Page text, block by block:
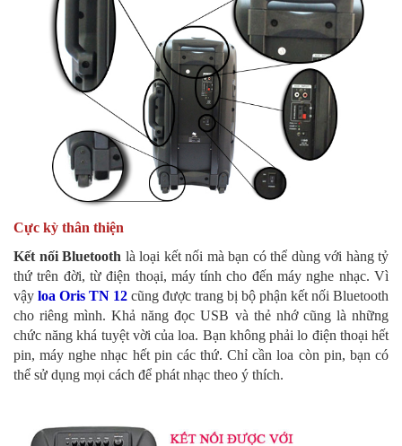
Cực kỳ thân thiện
Kết nối Bluetooth là loại kết nối mà bạn có thể dùng với hàng tỷ
thứ trên đời, từ điện thoại, máy tính cho đến máy nghe nhạc. Vì
vậy loa Oris TN 12 cũng được trang bị bộ phận kết nối Bluetooth
cho riêng mình. Khả năng đọc USB và thẻ nhớ cũng là những
chức năng khá tuyệt vời của loa. Bạn không phải lo điện thoại hết
pin, máy nghe nhạc hết pin các thứ. Chỉ cần loa còn pin, bạn có
thể sử dụng mọi cách để phát nhạc theo ý thích.